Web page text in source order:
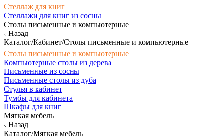
Стеллаж для книг
Стеллажи для книг из сосны
Столы письменные и компьютерные
Назад
Каталог/Кабинет/Столы письменные и компьютерные
Столы письменные и компьютерные
Компьютерные столы из дерева
Письменные из сосны
Письменные столы из дуба
Стулья в кабинет
Тумбы для кабинета
Шкафы для книг
Мягкая мебель
Назад
Каталог/Мягкая мебель